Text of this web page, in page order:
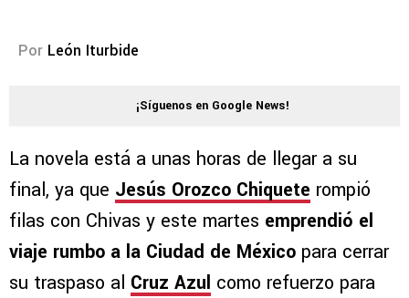
Por León Iturbide
¡Síguenos en Google News!
La novela está a unas horas de llegar a su
final, ya que Jesús Orozco Chiquete rompió
filas con Chivas y este martes emprendió el
viaje rumbo a la Ciudad de México para cerrar
su traspaso al Cruz Azul como refuerzo para